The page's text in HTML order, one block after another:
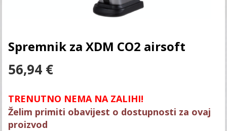
Spremnik za XDM CO2 airsoft
56,94 €
TRENUTNO NEMA NA ZALIHI!
Želim primiti obavijest o dostupnosti za ovaj
proizvod